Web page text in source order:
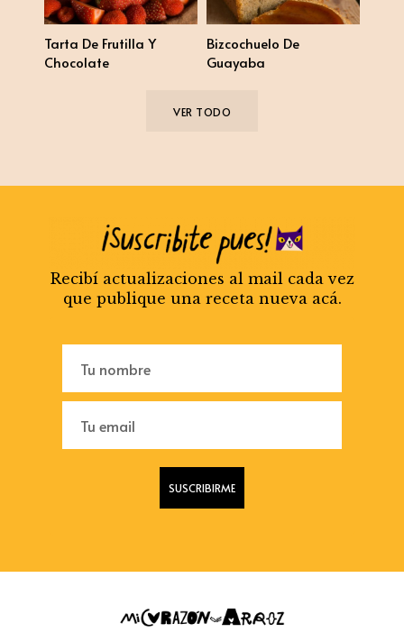
Tarta De Frutilla Y
Chocolate
Bizcochuelo De
Guayaba
VER TODO
Recibí actualizaciones al mail cada vez
que publique una receta nueva acá.